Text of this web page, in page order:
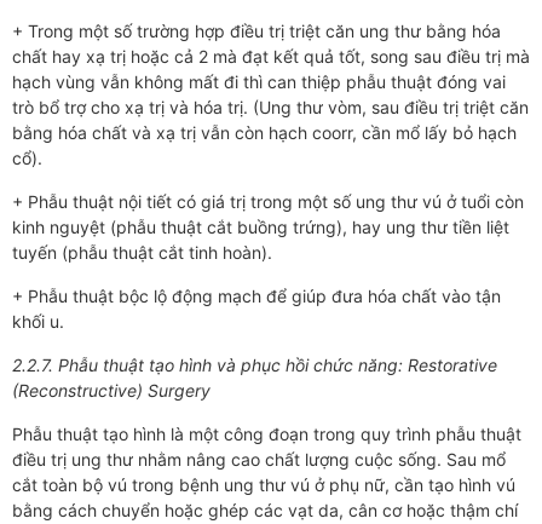
+ Trong một số trường hợp điều trị triệt căn ung thư bằng hóa
chất hay xạ trị hoặc cả 2 mà đạt kết quả tốt, song sau điều trị mà
hạch vùng vẫn không mất đi thì can thiệp phẫu thuật đóng vai
trò bổ trợ cho xạ trị và hóa trị. (Ung thư vòm, sau điều trị triệt căn
bằng hóa chất và xạ trị vẫn còn hạch coorr, cần mổ lấy bỏ hạch
cổ).
+ Phẫu thuật nội tiết có giá trị trong một số ung thư vú ở tuổi còn
kinh nguyệt (phẫu thuật cắt buồng trứng), hay ung thư tiền liệt
tuyến (phẫu thuật cắt tinh hoàn).
+ Phẫu thuật bộc lộ động mạch để giúp đưa hóa chất vào tận
khối u.
2.2.7. Phẫu thuật tạo hình và phục hồi chức năng: Restorative
(Reconstructive) Surgery
Phẫu thuật tạo hình là một công đoạn trong quy trình phẫu thuật
điều trị ung thư nhằm nâng cao chất lượng cuộc sống. Sau mổ
cắt toàn bộ vú trong bệnh ung thư vú ở phụ nữ, cần tạo hình vú
bằng cách chuyển hoặc ghép các vạt da, cân cơ hoặc thậm chí